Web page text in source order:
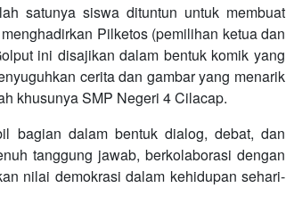
satunya siswa dituntun untuk membuat
Pilketos (pemilihan ketua dan
ini disajikan dalam bentuk komik yang
cerita dan gambar yang menarik
khusunya SMP Negeri 4 Cilacap.
bagian dalam bentuk dialog, debat, dan
tanggung jawab, berkolaborasi dengan
nilai demokrasi dalam kehidupan sehari-